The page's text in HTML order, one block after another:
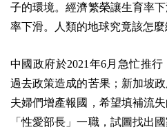
子的環境。經濟繁榮讓生育率
率下滑。人類的地球究竟該怎麼
中國政府於2021年6月急忙推
過去政策造成的苦果；新加坡
夫婦們增產報國，希望填補流
「性愛部長」一職，試圖找出